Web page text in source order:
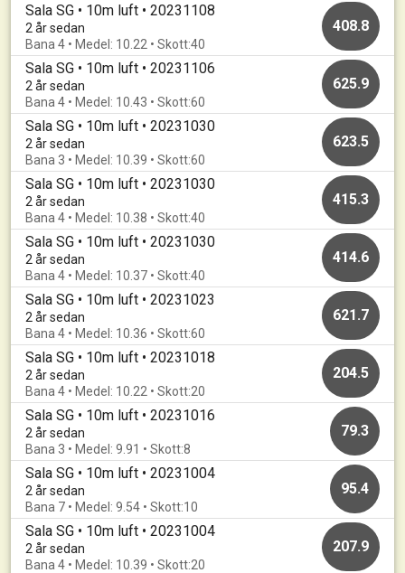
Sala SG • 10m luft • 20231108
2 år sedan
Bana 4 • Medel: 10.22 • Skott:40
408.8
Sala SG • 10m luft • 20231106
2 år sedan
Bana 4 • Medel: 10.43 • Skott:60
625.9
Sala SG • 10m luft • 20231030
2 år sedan
Bana 3 • Medel: 10.39 • Skott:60
623.5
Sala SG • 10m luft • 20231030
2 år sedan
Bana 4 • Medel: 10.38 • Skott:40
415.3
Sala SG • 10m luft • 20231030
2 år sedan
Bana 4 • Medel: 10.37 • Skott:40
414.6
Sala SG • 10m luft • 20231023
2 år sedan
Bana 4 • Medel: 10.36 • Skott:60
621.7
Sala SG • 10m luft • 20231018
2 år sedan
Bana 4 • Medel: 10.22 • Skott:20
204.5
Sala SG • 10m luft • 20231016
2 år sedan
Bana 3 • Medel: 9.91 • Skott:8
79.3
Sala SG • 10m luft • 20231004
2 år sedan
Bana 7 • Medel: 9.54 • Skott:10
95.4
Sala SG • 10m luft • 20231004
2 år sedan
Bana 4 • Medel: 10.39 • Skott:20
207.9